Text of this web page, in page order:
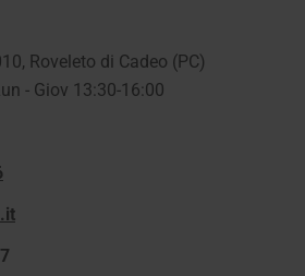
Roveleto di Cadeo (PC)
- Giov 13:30-16:00